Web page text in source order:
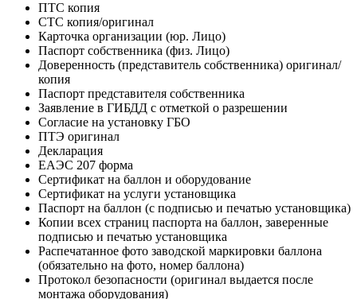
ПТС копия
СТС копия/оригинал
Карточка организации (юр. Лицо)
Паспорт собственника (физ. Лицо)
Доверенность (представитель собственника) оригинал/
копия
Паспорт представителя собственника
Заявление в ГИБДД с отметкой о разрешении
Согласие на установку ГБО
ПТЭ оригинал
Декларация
ЕАЭС 207 форма
Сертификат на баллон и оборудование
Сертификат на услуги установщика
Паспорт на баллон (с подписью и печатью установщика)
Копии всех страниц паспорта на баллон, заверенные
подписью и печатью установщика
Распечатанное фото заводской маркировки баллона
(обязательно на фото, номер баллона)
Протокол безопасности (оригинал выдается после
монтажа оборудования)